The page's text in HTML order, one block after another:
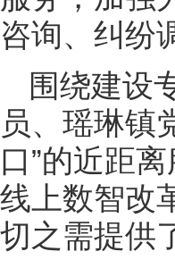
咨询、纠纷
围绕建设
员、瑶琳镇
口”的近距
线上数智改
切之需提供